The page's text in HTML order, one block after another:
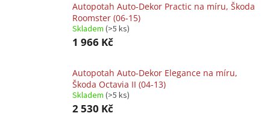
Autopotah Auto-Dekor Practic na míru, Škoda
Roomster (06-15)
Skladem (>5 ks)
1 966 Kč
Autopotah Auto-Dekor Elegance na míru,
Škoda Octavia II (04-13)
Skladem (>5 ks)
2 530 Kč